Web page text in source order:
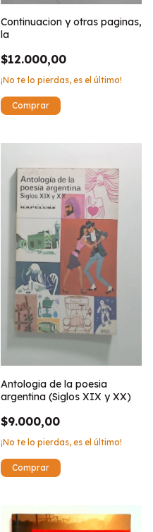
Continuacion y otras paginas,
la
$12.000,00
¡No te lo pierdas, es el último!
Antologia de la poesia
argentina (Siglos XIX y XX)
$9.000,00
¡No te lo pierdas, es el último!